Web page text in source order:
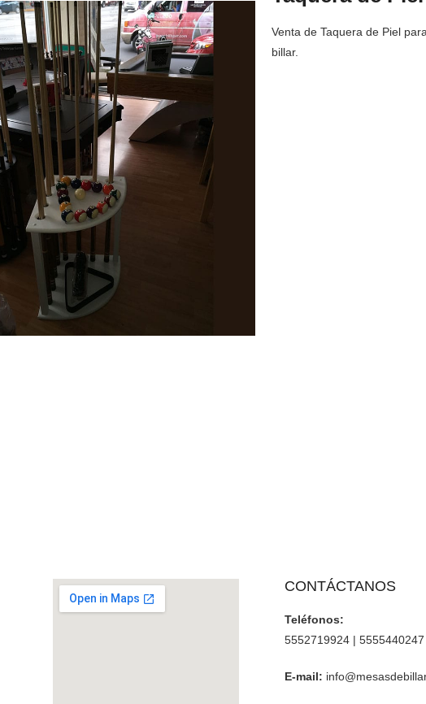
Venta de Taquera de Piel
billar.
CONTÁCTANOS
Teléfonos:
5552719924 | 5555440247
E-mail: